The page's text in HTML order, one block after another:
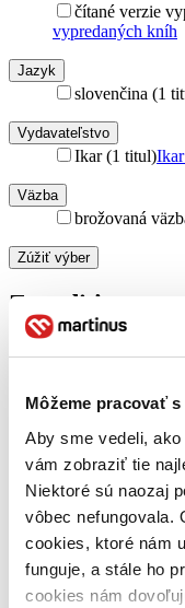
Môžeme pracovať
Aby sme vedeli,
vám zobraziť tie
Niektoré sú naozaj
vôbec nefungovala.
cookies, ktoré nám
funguje, a stále ho
cookies nám
čítané verzie
vypredaných kníh
Jazyk
slovenčina (1
Vydavateľstvo
Ikar (1 titul)Ikar
Väzba
brožovaná
Zúžiť výber
Zoradiť
Bestsellery
Novinky
Najdrahšie
Najlacnejšie
Použité filtre
Zrušiť filtre
Dostupné v